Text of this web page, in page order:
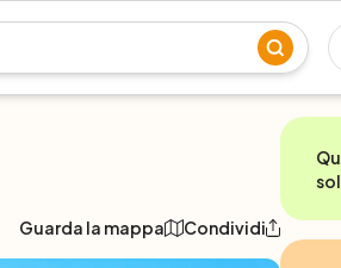
Guarda la mappa Condividi